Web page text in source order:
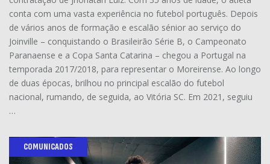
conta com uma vasta experiência no futebol português. Depois
de vários anos de formação e escalão sénior ao serviço do
Joinville – conquistando o Brasileirão Série B, o Campeonato
Paranaense e a Copa Santa Catarina – chegou a Portugal na
temporada 2017/2018, para representar o Moreirense. Ao longo
de duas épocas, brilhou no principal escalão do futebol
nacional, rumando, de seguida, ao Vitória SC. Em 2021, seguiu
…
COMUNICADOS